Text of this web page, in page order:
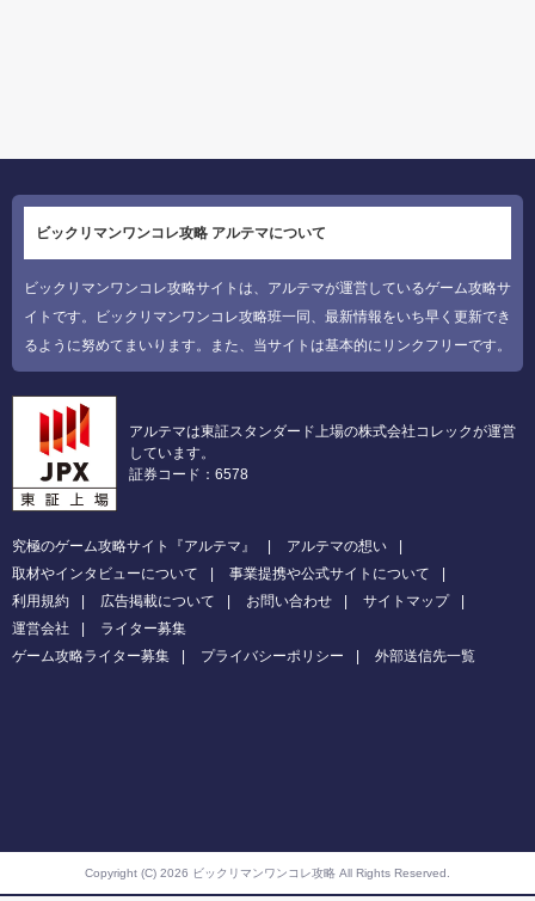
ビックリマンワンコレ攻略 アルテマについて
ビックリマンワンコレ攻略サイトは、アルテマが運営しているゲーム攻略サ
イトです。ビックリマンワンコレ攻略班一同、最新情報をいち早く更新でき
るように努めてまいります。また、当サイトは基本的にリンクフリーです。
アルテマは東証スタンダード上場の株式会社コレックが運営
しています。
証券コード：6578
究極のゲーム攻略サイト『アルテマ』
アルテマの想い
取材やインタビューについて
事業提携や公式サイトについて
利用規約
広告掲載について お問い合わせ
サイトマップ
運営会社
ライター募集
ゲーム攻略ライター募集
プライバシーポリシー 外部送信先一覧
Copyright (C) 2026 ビックリマンワンコレ攻略 All Rights Reserved.